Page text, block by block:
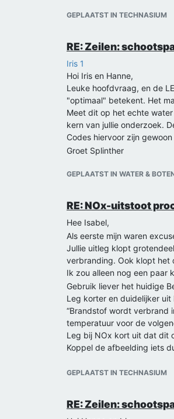
GEPLAATST IN TECHNASIUM
RE: Zeilen:
Iris 1
Hoi Iris en Hanne,
Leuke hoofdvraag, en de
"optimaal" betekent. Het
Meet dit op het echte
kern van jullie onderzoek.
Codes hiervoor zijn
Groet Splinther
GEPLAATST IN WATER &
RE: NOx-uitstoot
Hee Isabel,
Als eerste mijn waren
Jullie uitleg klopt
verbranding. Ook klopt het
Ik zou alleen nog een paar
Gebruik liever het huidige
Leg korter en duidelijker uit
“Brandstof wordt verbrand
temperatuur voor de
Leg bij NOx kort uit dat dit
Koppel de afbeelding iets
Groet Splinther
GEPLAATST IN TECHNASIUM
RE: Zeilen: